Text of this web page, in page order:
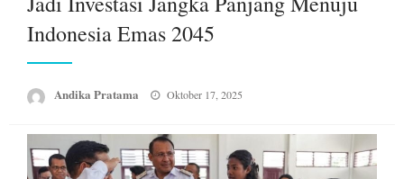
Indonesia Emas 2045
Andika Pratama
Posted
Oktober 17, 2025